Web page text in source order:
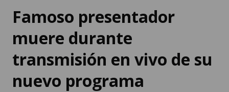
Famoso presentador
muere durante
transmisión en vivo de su
nuevo programa